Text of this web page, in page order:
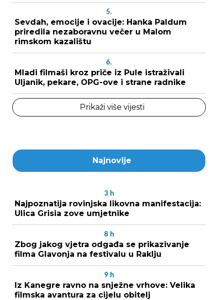
5.
Sevdah, emocije i ovacije: Hanka Paldum
priredila nezaboravnu večer u Malom
rimskom kazalištu
6.
Mladi filmaši kroz priče iz Pule istraživali
Uljanik, pekare, OPG-ove i strane radnike
Prikaži više vijesti
Najnovije
3 h
Najpoznatija rovinjska likovna manifestacija:
Ulica Grisia zove umjetnike
8 h
Zbog jakog vjetra odgađa se prikazivanje
filma Glavonja na festivalu u Raklju
9 h
Iz Kanegre ravno na snježne vrhove: Velika
filmska avantura za cijelu obitelj